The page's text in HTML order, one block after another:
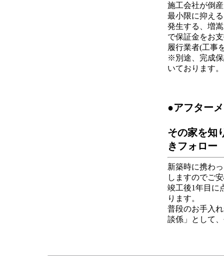
施工会社が倒
最小限に抑え
発生する、増
で保証金をお
履行業者(工事
※別途、完成
いております。
●アフター
その家を知
きフォロー
新築時に携わ
しますのでご
竣工後1年目に
ります。
普段のお手入
談係」として